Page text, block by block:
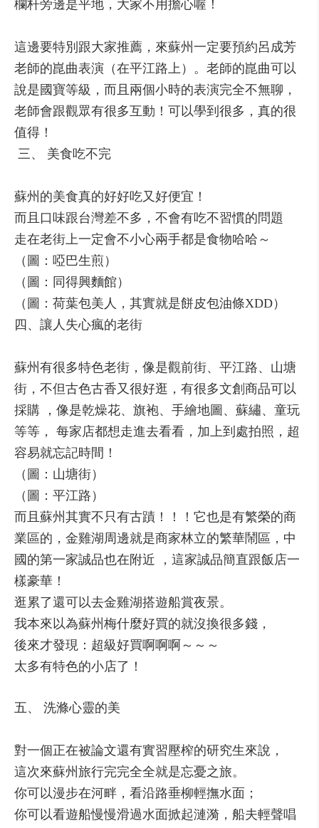
欄杆旁邊是平地，大家不用擔心喔！
這邊要特別跟大家推薦，來蘇州一定要預約呂成芳
老師的崑曲表演（在平江路上）。老師的崑曲可以
說是國寶等級，而且兩個小時的表演完全不無聊，
老師會跟觀眾有很多互動！可以學到很多，真的很
值得！
三、 美食吃不完
蘇州的美食真的好好吃又好便宜！
而且口味跟台灣差不多，不會有吃不習慣的問題
走在老街上一定會不小心兩手都是食物哈哈～
（圖：啞巴生煎）
（圖：同得興麵館）
（圖：荷葉包美人，其實就是餅皮包油條XDD）
四、讓人失心瘋的老街
蘇州有很多特色老街，像是觀前街、平江路、山塘
街，不但古色古香又很好逛，有很多文創商品可以
採購 ，像是乾燥花、旗袍、手繪地圖、蘇繡、童玩
等等， 每家店都想走進去看看，加上到處拍照，超
容易就忘記時間！
（圖：山塘街）
（圖：平江路）
而且蘇州其實不只有古蹟！！！它也是有繁榮的商
業區的，金雞湖周邊就是商家林立的繁華鬧區，中
國的第一家誠品也在附近 ，這家誠品簡直跟飯店一
樣豪華！
逛累了還可以去金雞湖搭遊船賞夜景。
我本來以為蘇州梅什麼好買的就沒換很多錢，
後來才發現：超級好買啊啊啊～～～
太多有特色的小店了！
五、 洗滌心靈的美
對一個正在被論文還有實習壓榨的研究生來說，
這次來蘇州旅行完完全全就是忘憂之旅。
你可以漫步在河畔，看沿路垂柳輕撫水面；
你可以看遊船慢慢滑過水面掀起漣漪，船夫輕聲唱